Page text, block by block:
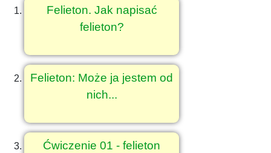
Felieton. Jak napisać
felieton?
Felieton: Może ja jestem od
nich...
Ćwiczenie 01 - felieton